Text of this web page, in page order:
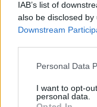
IAB’s list of
also be disclosed
Downstream
Please note that
not limited to your
grant or deny
Personal Data
I want to opt-
personal data.
Deco,Κουζινα
Alternative